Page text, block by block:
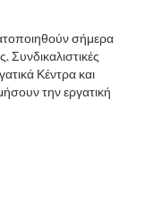
σήμερα
Κέντρα και
την εργατική